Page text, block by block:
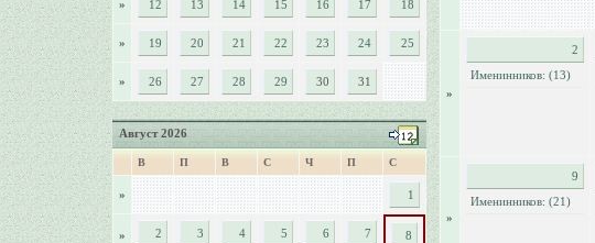
» 12 13 14 15 16 17 18
» 19 20 21 22 23 24 25
» 26 27 28 29 30 31
Август 2026
В П В С Ч П С
» 1
» 2 3 4 5 6 7 8
»
2
Именинников: (13)
»
9
Именинников: (21)